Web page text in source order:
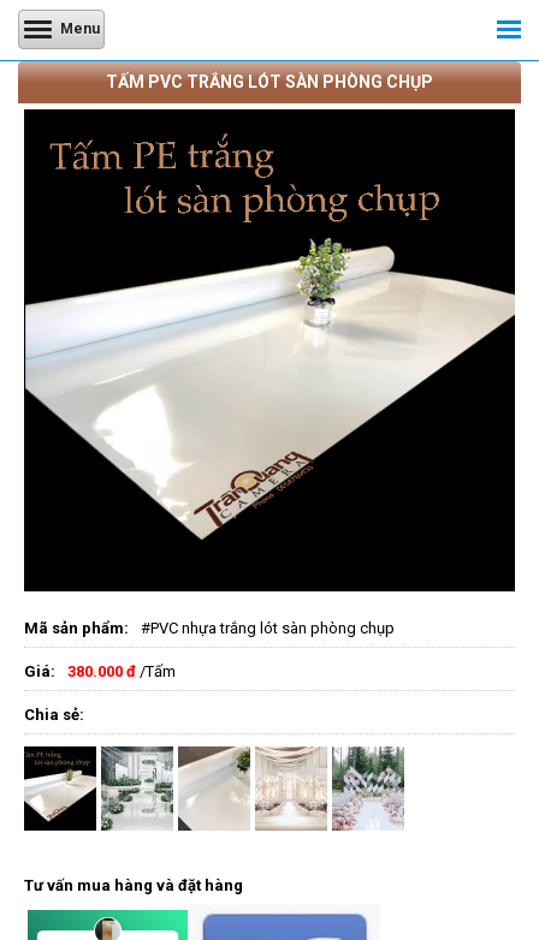
Menu
TẤM PVC TRẮNG LÓT SÀN PHÒNG CHỤP
Mã sản phẩm: #PVC nhựa trắng lót sàn phòng chụp
Giá: 380.000 đ /Tấm
Chia sẻ:
Tư vấn mua hàng và đặt hàng